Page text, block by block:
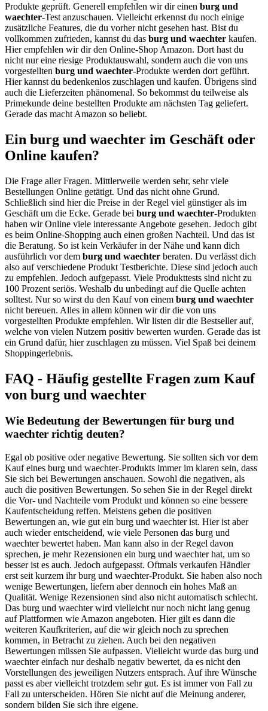
Produkte geprüft. Generell empfehlen wir dir einen burg und
waechter-Test anzuschauen. Vielleicht erkennst du noch einige
zusätzliche Features, die du vorher nicht gesehen hast. Bist du
vollkommen zufrieden, kannst du das burg und waechter kaufen.
Hier empfehlen wir dir den Online-Shop Amazon. Dort hast du
nicht nur eine riesige Produktauswahl, sondern auch die von uns
vorgestellten burg und waechter-Produkte werden dort geführt.
Hier kannst du bedenkenlos zuschlagen und kaufen. Übrigens sind
auch die Lieferzeiten phänomenal. So bekommst du teilweise als
Primekunde deine bestellten Produkte am nächsten Tag geliefert.
Gerade das macht Amazon so beliebt.
Ein burg und waechter im Geschäft oder
Online kaufen?
Die Frage aller Fragen. Mittlerweile werden sehr, sehr viele
Bestellungen Online getätigt. Und das nicht ohne Grund.
Schließlich sind hier die Preise in der Regel viel günstiger als im
Geschäft um die Ecke. Gerade bei burg und waechter-Produkten
haben wir Online viele interessante Angebote gesehen. Jedoch gibt
es beim Online-Shopping auch einen großen Nachteil. Und das ist
die Beratung. So ist kein Verkäufer in der Nähe und kann dich
ausführlich vor dem burg und waechter beraten. Du verlässt dich
also auf verschiedene Produkt Testberichte. Diese sind jedoch auch
zu empfehlen. Jedoch aufgepasst. Viele Produkttests sind nicht zu
100 Prozent seriös. Weshalb du unbedingt auf die Quelle achten
solltest. Nur so wirst du den Kauf von einem burg und waechter
nicht bereuen. Alles in allem können wir dir die von uns
vorgestellten Produkte empfehlen. Wir listen dir die Bestseller auf,
welche von vielen Nutzern positiv bewerten wurden. Gerade das ist
ein Grund dafür, hier zuschlagen zu müssen. Viel Spaß bei deinem
Shoppingerlebnis.
FAQ - Häufig gestellte Fragen zum Kauf
von burg und waechter
Wie Bedeutung der Bewertungen für burg und
waechter richtig deuten?
Egal ob positive oder negative Bewertung. Sie sollten sich vor dem
Kauf eines burg und waechter-Produkts immer im klaren sein, dass
Sie sich bei Bewertungen anschauen. Sowohl die negativen, als
auch die positiven Bewertungen. So sehen Sie in der Regel direkt
die Vor- und Nachteile vom Produkt und können so eine bessere
Kaufentscheidung reffen. Meistens geben die positiven
Bewertungen an, wie gut ein burg und waechter ist. Hier ist aber
auch wieder entscheidend, wie viele Personen das burg und
waechter bewertet haben. Man kann also in der Regel davon
sprechen, je mehr Rezensionen ein burg und waechter hat, um so
besser ist es auch. Jedoch aufgepasst. Oftmals verkaufen Händler
erst seit kurzem ihr burg und waechter-Produkt. Sie haben also noch
wenige Bewertungen, liefern aber dennoch ein hohes Maß an
Qualität. Wenige Rezensionen sind also nicht automatisch schlecht.
Das burg und waechter wird vielleicht nur noch nicht lang genug
auf Plattformen wie Amazon angeboten. Hier gilt es dann die
weiteren Kaufkriterien, auf die wir gleich noch zu sprechen
kommen, in Betracht zu ziehen. Auch bei den negativen
Bewertungen müssen Sie aufpassen. Vielleicht wurde das burg und
waechter einfach nur deshalb negativ bewertet, da es nicht den
Vorstellungen des jeweiligen Nutzers entsprach. Auf ihre Wünsche
passt es aber vielleicht trotzdem sehr gut. Es ist immer von Fall zu
Fall zu unterscheiden. Hören Sie nicht auf die Meinung anderer,
sondern bilden Sie sich ihre eigene.